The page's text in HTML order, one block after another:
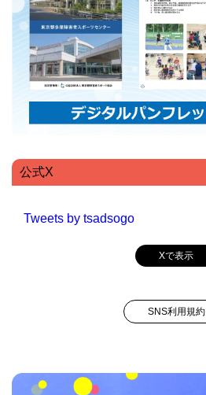
公式X
Tweets by tsadsogo
Xで表示
SNS利用規約